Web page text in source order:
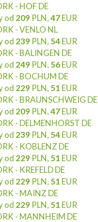
- HOF DE
od 209 PLN,47EUR
- VENLO NL
od 239 PLN, 54EUR
- BALINGEN DE
od 249 PLN, 56EUR
- BOCHUM DE
od 229 PLN, 51 EUR
- BRAUNSCHWEIG DE
od 209 PLN,47EUR
- DELMENHORST DE
od 239 PLN, 54EUR
- KOBLENZ DE
od 229 PLN, 51 EUR
- KREFELD DE
od 229 PLN, 51 EUR
- MAINZ DE
od 229 PLN, 51 EUR
- MANNHEIM DE